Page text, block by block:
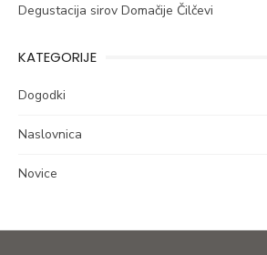
Degustacija sirov Domačije Čilčevi
KATEGORIJE
Dogodki
Naslovnica
Novice